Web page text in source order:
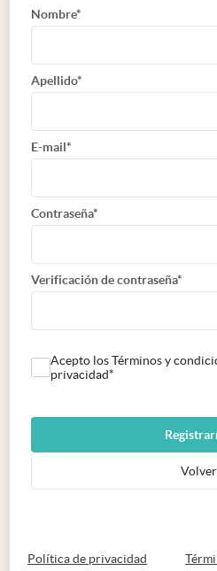
Nombre*
Apellido*
E-mail*
Contraseña*
Verificación de contraseña*
Acepto los Términos y
privacidad*
Volver
Política de privacidad abre en